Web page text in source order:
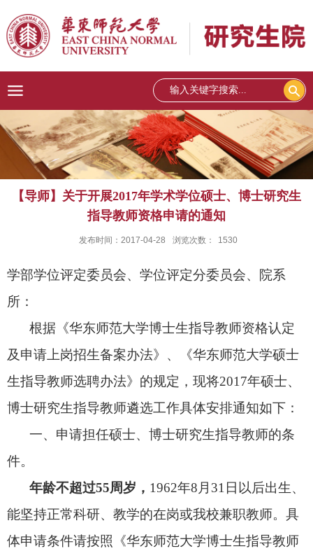
【导师】关于开展2017年学术学位硕士、博士研究生
指导教师资格申请的通知
发布时间：2017-04-28 浏览次数： 1530
学部学位评定委员会、学位评定分委员会、院系
所：
根据《华东师范大学博士生指导教师资格认定
及申请上岗招生备案办法》、《华东师范大学硕士
生指导教师选聘办法》的规定，现将2017年硕士、
博士研究生指导教师遴选工作具体安排通知如下：
一、申请担任硕士、博士研究生指导教师的条
件。
年龄不超过55周岁， 1962年8 月 31 日以后出生、
能坚持正常科研、教学的在岗或我校兼职教师。具
体申请条件请按照《华东师范大学博士生指导教师